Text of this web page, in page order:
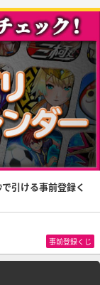
引ける事前登録く
事前登録くじ